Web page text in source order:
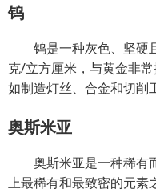
钨
钨是一种灰色、坚硬
克/立方厘米，与黄金非
如制造灯丝、合金和切削
奥斯米亚
奥斯米亚是一种稀有
上最稀有和最致密的元素